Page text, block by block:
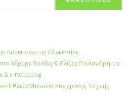
Δούκισσας της Πλακεντίας
Ίδρυμα Βασίλη & Ελίζας Γουλανδρή και
& e-twinning
Εθνικό Μουσείο Σύγχρονης Τέχνης